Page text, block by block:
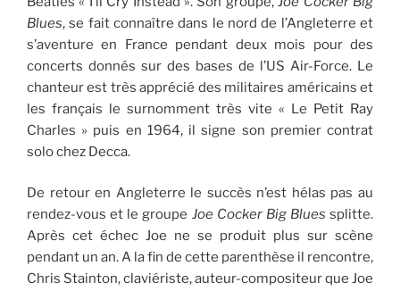
Blues, se fait connaître dans le nord de l’Angleterre et
s’aventure en France pendant deux mois pour des
concerts donnés sur des bases de l’US Air-Force. Le
chanteur est très apprécié des militaires américains et
les français le surnomment très vite « Le Petit Ray
Charles » puis en 1964, il signe son premier contrat
solo chez Decca.
De retour en Angleterre le succès n’est hélas pas au
rendez-vous et le groupe Joe Cocker Big Blues splitte.
Après cet échec Joe ne se produit plus sur scène
pendant un an. A la fin de cette parenthèse il rencontre,
Chris Stainton, claviériste, auteur-compositeur que Joe